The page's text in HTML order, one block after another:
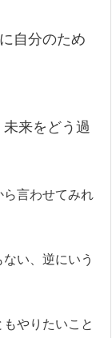
自分のため
来をどう過
言わせてみれ
い、逆にいう
やりたいこと